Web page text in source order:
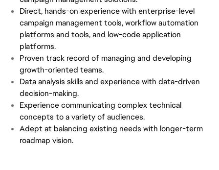
Direct, hands-on experience with enterprise-level
campaign management tools, workflow automation
platforms and tools, and low-code application
platforms.
Proven track record of managing and developing
growth-oriented teams.
Data analysis skills and experience with data-driven
decision-making.
Experience communicating complex technical
concepts to a variety of audiences.
Adept at balancing existing needs with longer-term
roadmap vision.